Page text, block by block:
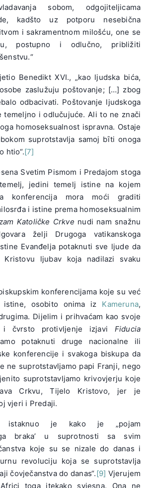
sobom, odgojiteljicama
kadšto uz potporu nesebična
i sakramentnom milošću, one se
postupno i odlučno, približiti
Benedikt XVI., „kao ljudska bića,
zaslužuju poštovanje; […] zbog
odbacivati. Poštovanje ljudskoga
temeljno i odlučujuće. Ali to ne znači
homoseksualnost ispravna. Ostaje
suprotstavlja samoj bȋti onoga
htio“.[7]
Svetim Pismom i Predajom stoga
jedini temelj istine na kojem
konferencija mora moći graditi
i istine prema homoseksualnim
Katoličke Crkve nudi nam snažnu
želji Drugoga vatikanskoga
Evanđelja potaknuti sve ljude da
ljubav koja nadilazi svaku
konferencijama koje su već
osobito onima iz Kameruna,
Dijelim i prihvaćam kao svoje
i čvrsto protivljenje izjavi Fiducia
potaknuti druge nacionalne ili
konferencije i svakoga biskupa da
ne suprotstavljamo papi Franji, nego
suprotstavljamo krivovjerju koje
Crkvu, Tijelo Kristovo, jer je
vjeri i Predaji.
istaknuo je kako je „pojam
braka’ u suprotnosti sa svim
koje su se nizale do danas i
revoluciju koja se suprotstavlja
čovječanstva do danas“.[9] Vjerujem
toga itekako svjesna. Ona ne